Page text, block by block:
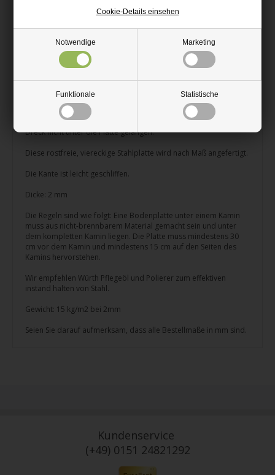
Notwendige Marketing
Funktionale Statistische
Cookie-Details einsehen
Stahl, viereckig
Wir schneiden auf Ihr Maß zu!
Schöne Kaminbodenplatte aus rostfreiem Stahl. Die Stahlplatte
für den Kamin ist aus 2mm Stahl hergestellt, so dass sie hohe
Wärme als auch das Gewicht des Kamins standhalten kann.
Platzieren Sie die Kaminbodenplatte auf einem ebenen Boden,
so dass sie komplett unterstützt ist. Wir empfehlen die Platte mit
klarem Silikon komplett zu verdichten, so dass Insekten und
Dreck nicht unter die Platte gelangen.
Diese rostfreie, viereckige Stahlplatte wird nach Maß angefertigt.
Die Kante ist leicht geschliffen.
Dicke: 2 mm
Die Regeln sind wie folgt: Eine Bodenplatte unter einem Kamin
muss aus nicht-brennbarem Material gemacht sein und unter
dem kompletten Kamin liegen. Die Platte muss mindestens 30
cm vor dem Kamin und mindestens 15 cm auf den Seiten des
Kamins hervorstehen.
Wir empfehlen Würth Pflegeöl und Polierer zum effektiven
instand halten von Stahl.
Gewicht: 15 kg/m2 bei 2mm
Seien Sie darauf aufmerksam, dass alle Bestellmaße in mm sind.
Kundenservice
(+49) 0151 24821292